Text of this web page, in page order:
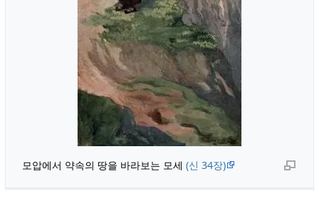
모압에서 약속의 땅을 바라보는 모세 (신 34장)